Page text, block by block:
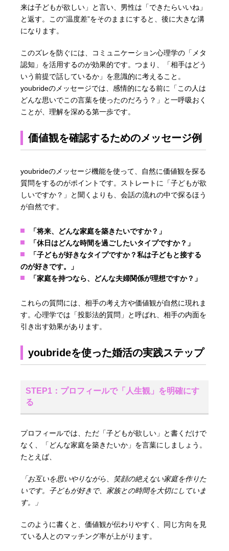
来は子どもが欲しい」と言い、男性は「できたらいいね」
と返す。この“温度差”をそのままにすると、後に大きな溝
になります。
このズレを防ぐには、コミュニケーション心理学の「メタ
認知」を活用するのが効果的です。つまり、「相手はどう
いう前提で話しているか」を意識的に考えること。
youbrideのメッセージでは、感情的になる前に「この人は
どんな思いでこの言葉を使ったのだろう？」と一呼吸おく
ことが、理解を深める第一歩です。
価値観を確認するためのメッセージ例
youbrideのメッセージ機能を使って、自然に価値観を探る
質問をするのがポイントです。ストレートに「子どもが欲
しいですか？」と聞くよりも、会話の流れの中で探るほう
が自然です。
「将来、どんな家庭を築きたいですか？」
「休日はどんな時間を過ごしたいタイプですか？」
「子どもが好きなタイプですか？私は子どもと接する
のが好きです。」
「家庭を持つなら、どんな夫婦関係が理想ですか？」
これらの質問には、相手の考え方や価値観が自然に現れま
す。心理学では「投影法的質問」と呼ばれ、相手の内面を
引き出す効果があります。
youbrideを使った婚活の実践ステップ
STEP1：プロフィールで「人生観」を明確にす
る
プロフィールでは、ただ「子どもが欲しい」と書くだけで
なく、「どんな家庭を築きたいか」を言葉にしましょう。
たとえば、
「お互いを思いやりながら、笑顔の絶えない家庭を作りた
いです。子どもが好きで、家族との時間を大切にしていま
す。」
このように書くと、価値観が伝わりやすく、同じ方向を見
ている人とのマッチング率が上がります。